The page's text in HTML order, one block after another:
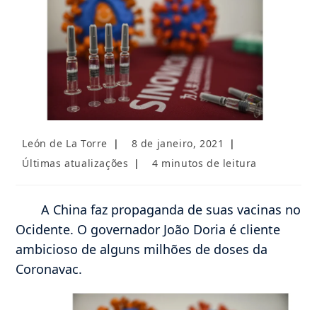
Autor
post:
León de La Torre
Post
publicado:
8 de janeiro, 2021
Categoria
Últimas atualizações
Tempo
4 minutos de leitura
A China faz propaganda de suas vacinas no
Ocidente. O governador João Doria é cliente
ambicioso de alguns milhões de doses da
Coronavac.